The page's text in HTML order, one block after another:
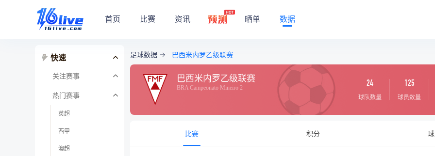
首页 比赛 资讯 晒单 数据
快速
关注赛事
热门赛事
英超
西甲
澳超
足球数据 巴西米内罗乙级联赛
巴西米内罗乙级联赛
BRA Campeonato Mineiro 2 24
球队数量
125
球员数量
比赛 积分